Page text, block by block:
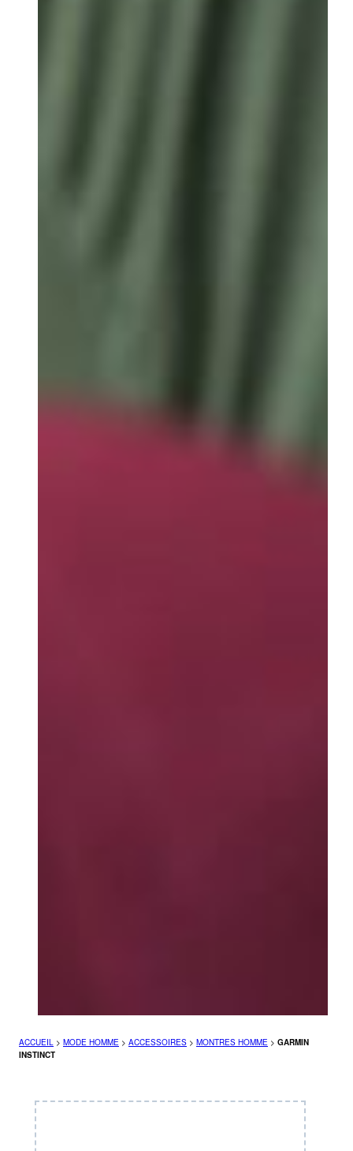
ACCUEIL > MODE HOMME > ACCESSOIRES > MONTRES HOMME > GARMIN
INSTINCT